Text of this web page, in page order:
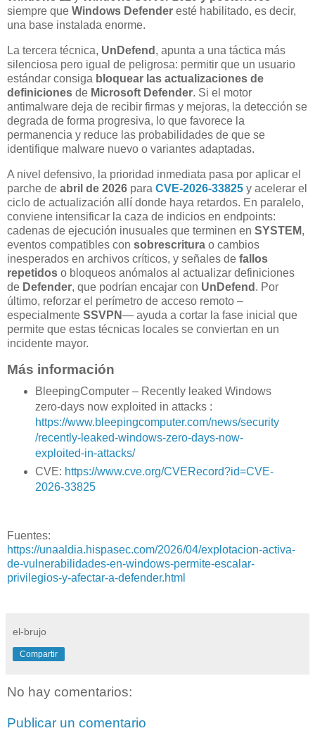
siempre que Windows Defender esté habilitado, es decir,
una base instalada enorme.
La tercera técnica, UnDefend , apunta a una táctica más
silenciosa pero igual de peligrosa: permitir que un usuario
estándar consiga bloquear las actualizaciones de
definiciones de Microsoft Defender. Si el motor
antimalware deja de recibir firmas y mejoras, la detección se
degrada de forma progresiva, lo que favorece la
permanencia y reduce las probabilidades de que se
identifique malware nuevo o variantes adaptadas.
A nivel defensivo, la prioridad inmediata pasa por aplicar el
parche de abril de 2026 para CVE-2026-33825 y acelerar el
ciclo de actualización allí donde haya retardos. En paralelo,
conviene intensificar la caza de indicios en endpoints:
cadenas de ejecución inusuales que terminen en SYSTEM,
eventos compatibles con sobrescritura o cambios
inesperados en archivos críticos, y señales de fallos
repetidos o bloqueos anómalos al actualizar definiciones
de Defender, que podrían encajar con UnDefend . Por
último, reforzar el perímetro de acceso remoto –
especialmente SSVPN— ayuda a cortar la fase inicial que
permite que estas técnicas locales se conviertan en un
incidente mayor.
Más información
BleepingComputer – Recently leaked Windows
zero-days now exploited in attacks :
https://www.bleepingcomputer.com/news/security
/recently-leaked-windows-zero-days-now-
exploited-in-attacks/
CVE: https://www.cve.org/CVERecord?id=CVE-
2026-33825
Fuentes:
https://unaaldia.hispasec.com/2026/04/explotacion-activa-
de-vulnerabilidades-en-windows-permite-escalar-
privilegios-y-afectar-a-defender.html
el-brujo
Compartir
No hay comentarios:
Publicar un comentario